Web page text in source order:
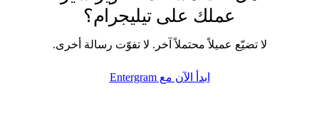
عملك على تيليجرام؟
لا تضيّع عميلاً محتملاً آخر. لا تفوّت رسالة أخرى.
ابدأ الآن مع Entergram